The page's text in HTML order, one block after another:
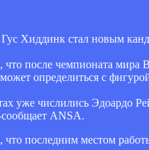
Хиддинк стал новым
после чемпионата мира
определиться с
уже числились Эдоардо
ANSA.
последним местом